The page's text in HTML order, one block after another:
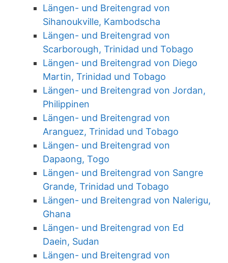
Längen- und Breitengrad von
Sihanoukville, Kambodscha
Längen- und Breitengrad von
Scarborough, Trinidad und Tobago
Längen- und Breitengrad von Diego
Martin, Trinidad und Tobago
Längen- und Breitengrad von Jordan,
Philippinen
Längen- und Breitengrad von
Aranguez, Trinidad und Tobago
Längen- und Breitengrad von
Dapaong, Togo
Längen- und Breitengrad von Sangre
Grande, Trinidad und Tobago
Längen- und Breitengrad von Nalerigu,
Ghana
Längen- und Breitengrad von Ed
Daein, Sudan
Längen- und Breitengrad von